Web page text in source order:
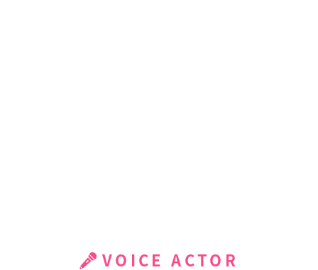
VOICE ACTOR